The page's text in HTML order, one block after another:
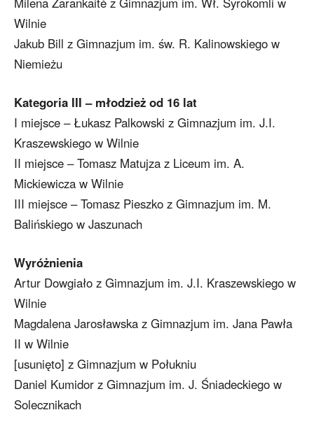
Wilnie
Jakub Bill z Gimnazjum im. św. R. Kalinowskiego w
Niemieżu
Kategoria III – młodzież od 16 lat
I miejsce – Łukasz Palkowski z Gimnazjum im. J.I.
Kraszewskiego w Wilnie
II miejsce – Tomasz Matujza z Liceum im. A.
Mickiewicza w Wilnie
III miejsce – Tomasz Pieszko z Gimnazjum im. M.
Balińskiego w Jaszunach
Wyróżnienia
Artur Dowgiało z Gimnazjum im. J.I. Kraszewskiego w
Wilnie
Magdalena Jarosławska z Gimnazjum im. Jana Pawła
II w Wilnie
[usunięto] z Gimnazjum w Połukniu
Daniel Kumidor z Gimnazjum im. J. Śniadeckiego w
Solecznikach